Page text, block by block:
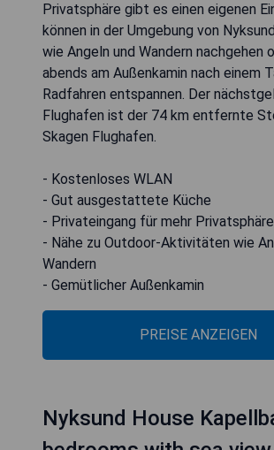
Privatsphäre gibt es einen eigenen
können in der Umgebung von
wie Angeln und Wandern nachgehen
abends am Außenkamin nach einem
Radfahren entspannen. Der
Flughafen ist der 74 km entfernte
Skagen Flughafen.
- Kostenloses WLAN
- Gut ausgestattete Küche
- Privateingang für mehr Privatsphäre
- Nähe zu Outdoor-Aktivitäten wie
Wandern
- Gemütlicher Außenkamin
PREISE ANZEIGEN
Nyksund House